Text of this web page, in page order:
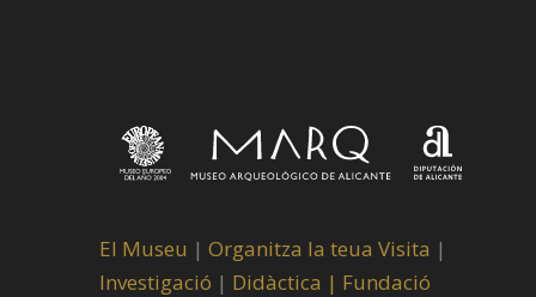
El Museu | Organitza la teua Visita |
Investigació | Didàctica | Fundació